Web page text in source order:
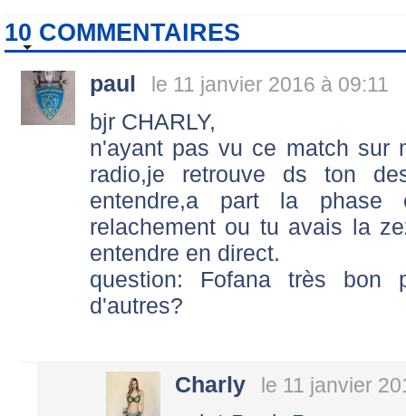
10 COMMENTAIRES
paul le 11 janvier 2016 à 09:11
bjr CHARLY,
n'ayant pas vu ce match sur
radio,je retrouve ds ton
entendre,a part la
relachement ou tu avais la
entendre en direct.
question: Fofana très bon
d'autres?
Charly le 11 janvier